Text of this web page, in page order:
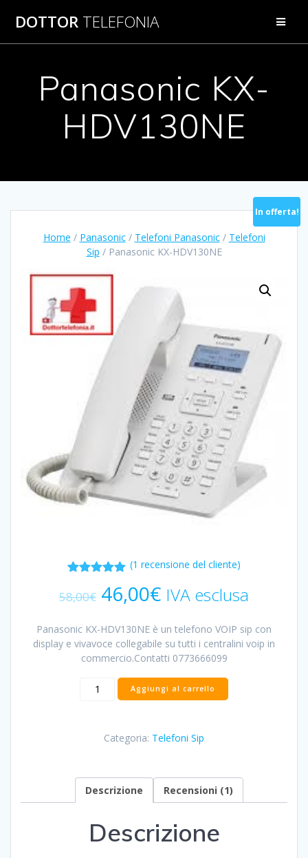
al
DOTTOR TELEFONIA
Panasonic KX-
HDV130NE
Home / Panasonic/ Telefoni Panasonic/ Telefoni
Sip / Panasonic KX-HDV130NE
In offerta!
5.00su 5
su base
recensioni
(1 recensione del cliente)
58,00€ Il
prezzo
originale
era:
58,00€.
46,00€Il
prezzo
attuale
è:
46,00€.
IVA esclusa
Panasonic KX-HDV130NE è un telefono VOIP sip con
display e vivavoce collegabile su tutti i centralini voip in
commercio.Contatti 0773666099
PanasonicAggiungi al carrello
Categoria: Telefoni Sip
Descrizione Recensioni (1)
Descrizione